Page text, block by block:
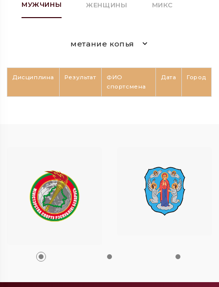
МУЖЧИНЫ ЖЕНЩИНЫ МИКС
метание копья
Дисциплина Результат
ФИО
спортсмена
Дата Город